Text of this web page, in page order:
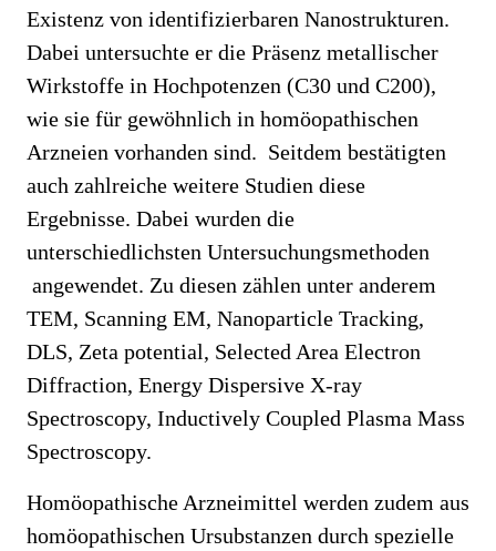
Existenz von identifizierbaren Nanostrukturen.
Dabei untersuchte er die Präsenz metallischer
Wirkstoffe in Hochpotenzen (C30 und C200),
wie sie für gewöhnlich in homöopathischen
Arzneien vorhanden sind. Seitdem bestätigten
auch zahlreiche weitere Studien diese
Ergebnisse. Dabei wurden die
unterschiedlichsten Untersuchungsmethoden
angewendet. Zu diesen zählen unter anderem
TEM, Scanning EM, Nanoparticle Tracking,
DLS, Zeta potential, Selected Area Electron
Diffraction, Energy Dispersive X-ray
Spectroscopy, Inductively Coupled Plasma Mass
Spectroscopy.
Homöopathische Arzneimittel werden zudem aus
homöopathischen Ursubstanzen durch spezielle